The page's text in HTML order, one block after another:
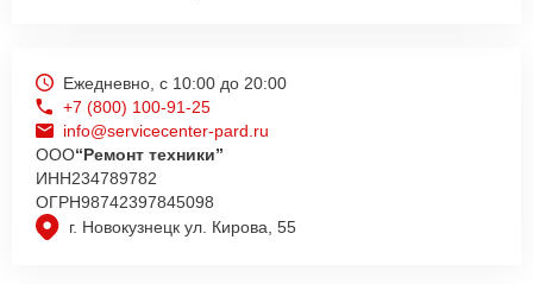
г. Новокузнецк ул. Кирова, 55
Ежедневно, с 10:00 до 20:00
+7 (800) 100-91-25
info@servicecenter-pard.ru
ООО“Ремонт техники”
ИНН234789782
ОГРН98742397845098